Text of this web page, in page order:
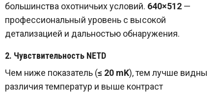
большинства охотничьих условий. 640×512 —
профессиональный уровень с высокой
детализацией и дальностью обнаружения.
2. Чувствительность NETD
Чем ниже показатель (≤ 20 mK), тем лучше видны
различия температур и выше контраст